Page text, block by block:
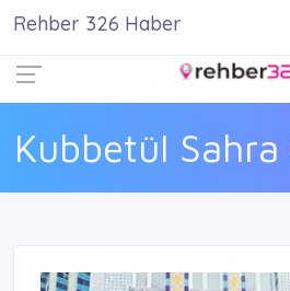
Kubbetül Sahra
Rehber 326 Haber